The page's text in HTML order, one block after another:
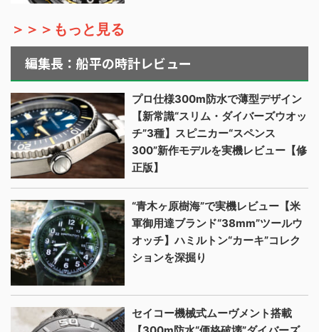
＞＞＞もっと見る
編集長：船平の時計レビュー
プロ仕様300m防水で薄型デザイン
【新常識“スリム・ダイバーズウオッ
チ”3種】スピニカー“スペンス
300”新作モデルを実機レビュー【修
正版】
“青木ヶ原樹海”で実機レビュー【米
軍御用達ブランド“38mm”ツールウ
オッチ】ハミルトン“カーキ”コレク
ションを深掘り
セイコー機械式ムーヴメント搭載